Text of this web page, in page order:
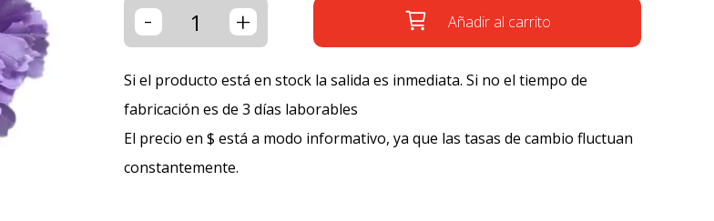
- + Añadir al carrito
Si el producto está en stock la salida es inmediata. Si no el tiempo de
fabricación es de 3 días laborables
El precio en $ está a modo informativo, ya que las tasas de cambio fluctuan
constantemente.